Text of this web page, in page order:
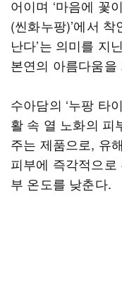
어이며 ‘마음에 꽃
(씬화누팡)’에서
난다’는 의미를 지
본연의 아름다움
수아담의 ‘누팡 타
활 속 열 노화의 피
주는 제품으로, 유
피부에 즉각적으
부 온도를 낮춘다.